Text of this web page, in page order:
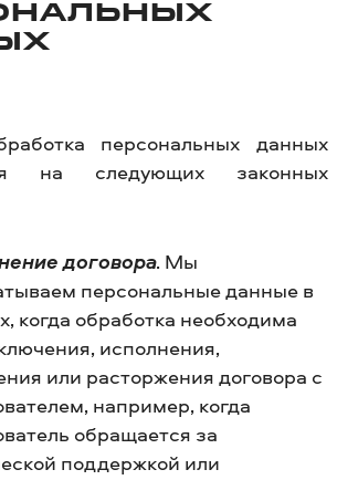
персональных данных
на следующих законных
договора. Мы
персональные данные в
когда обработка необходима
исполнения,
или расторжения договора с
например, когда
обращается за
поддержкой или